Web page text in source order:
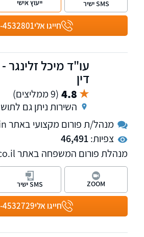
ועוד.
חייגו אלי4532801
SMS ישיר ייעוץ אישי
עו"ד מיכל זלינגר
דין
4.8 (9 ממליצים)
השירות ניתן גם
מנהל/ת פורום מקצועי באתר din
צפיות:46,491
בתחום דיני המשפחה לרבות ידועים
ירושות, אלימות במשפחה ועוד.
חייגו אלי4532729
ZOOM SMS ישיר